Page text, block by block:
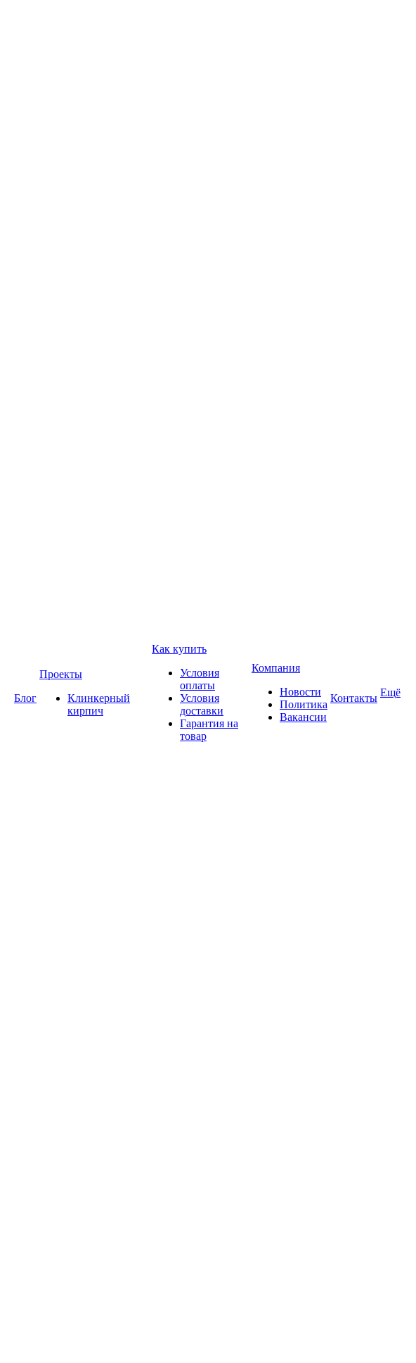
Блог
Проекты
Клинкерный
кирпич
Как купить
Условия
оплаты
Условия
доставки
Гарантия на
товар
Компания
Новости
Политика
Вакансии
Контакты Ещё